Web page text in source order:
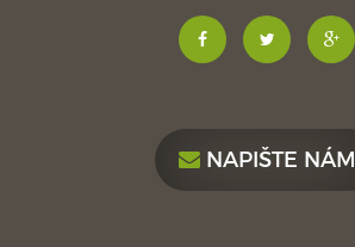
NAPIŠTE NÁM